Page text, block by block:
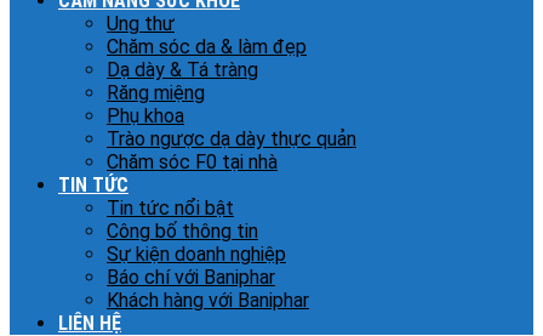
Ung thư
Chăm sóc da & làm đẹp
Dạ dày & Tá tràng
Răng miệng
Phụ khoa
Trào ngược dạ dày thực quản
Chăm sóc F0 tại nhà
TIN TỨC
Tin tức nổi bật
Công bố thông tin
Sự kiện doanh nghiệp
Báo chí với Baniphar
Khách hàng với Baniphar
LIÊN HỆ